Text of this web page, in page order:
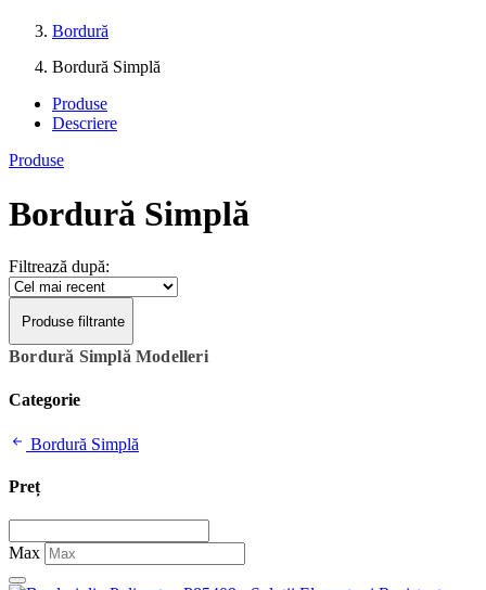
Bordură
Bordură Simplă
Produse
Descriere
Produse
Bordură Simplă
Filtrează după:
Produse filtrante
Bordură Simplă Modelleri
Categorie
Bordură Simplă
Preț
Max